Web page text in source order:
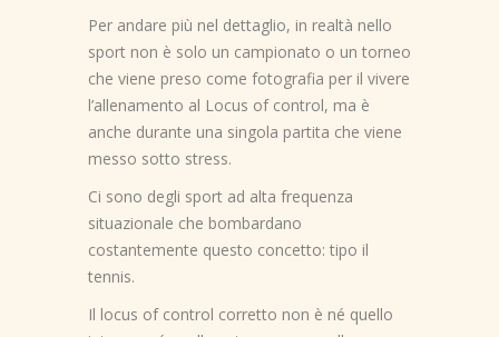
Per andare più nel dettaglio, in realtà nello
sport non è solo un campionato o un torneo
che viene preso come fotografia per il vivere
l’allenamento al Locus of control, ma è
anche durante una singola partita che viene
messo sotto stress.
Ci sono degli sport ad alta frequenza
situazionale che bombardano
costantemente questo concetto: tipo il
tennis.
Il locus of control corretto non è né quello